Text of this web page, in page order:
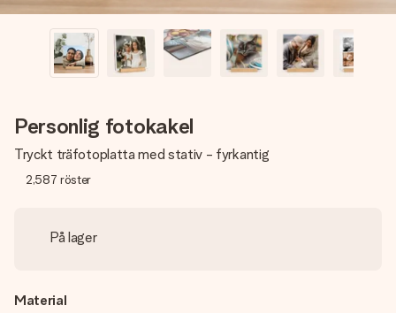
Personlig fotokakel
Tryckt träfotoplatta med stativ - fyrkantig
2,587 röster
På lager
Material